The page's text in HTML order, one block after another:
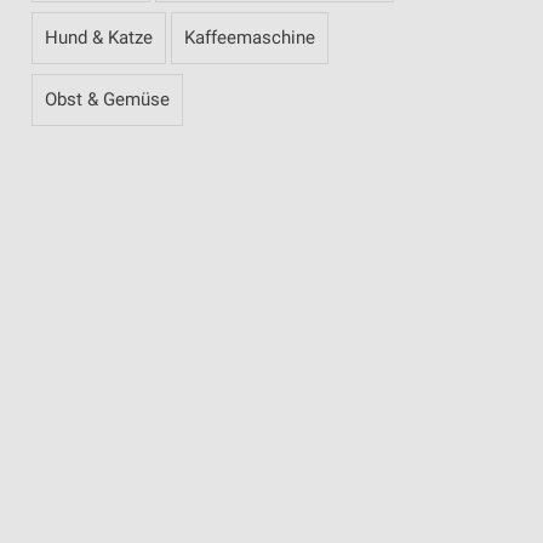
Hund & Katze Kaffeemaschine
Obst & Gemüse